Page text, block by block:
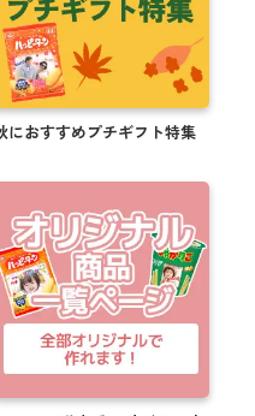
におすすめプチギフト特集